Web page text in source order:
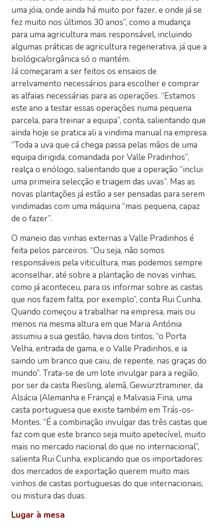
uma jóia, onde ainda há muito por fazer, e onde já se
fez muito nos últimos 30 anos”, como a mudança
para uma agricultura mais responsável, incluindo
algumas práticas de agricultura regenerativa, já que a
biológica/orgânica só o mantém.
Já começaram a ser feitos os ensaios de
arrelvamento necessários para escolher e comprar
as alfaias necessárias para as operações. “Estamos
este ano a testar essas operações numa pequena
parcela, para treinar a equipa”, conta, salientando que
ainda hoje se pratica ali a vindima manual na empresa.
“Toda a uva que cá chega passa pelas mãos de uma
equipa dirigida, comandada por Valle Pradinhos”,
realça o enólogo, salientando que a operação “inclui
uma primeira selecção e triagem das uvas”. Mas as
novas plantações já estão a ser pensadas para serem
vindimadas com uma máquina “mais pequena, capaz
de o fazer”.
O maneio das vinhas externas a Valle Pradinhos é
feita pelos parceiros. “Ou seja, não somos
responsáveis pela viticultura, mas podemos sempre
aconselhar, até sobre a plantação de novas vinhas,
como já aconteceu, para os informar sobre as castas
que nos fazem falta, por exemplo”, conta Rui Cunha.
Quando começou a trabalhar na empresa, mais ou
menos na mesma altura em que Maria Antónia
assumiu a sua gestão, havia dois tintos, “o Porta
Velha, entrada de gama, e o Valle Pradinhos, e ia
saindo um branco que caiu, de repente, nas graças do
mundo”. Trata-se de um lote invulgar para a região,
por ser da casta Riesling, alemã, Gewürztraminer, da
Alsácia (Alemanha e França) e Malvasia Fina, uma
casta portuguesa que existe também em Trás-os-
Montes. “É a combinação invulgar das três castas que
faz com que este branco seja muito apetecível, muito
mais no mercado nacional do que no internacional”,
salienta Rui Cunha, explicando que os importadores
dos mercados de exportação querem muito mais
vinhos de castas portuguesas do que internacionais,
ou mistura das duas.
Lugar à mesa